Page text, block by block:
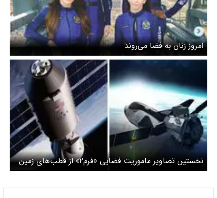
امروز زنان به فضا می‌روند
نخستین تصاویر ماموریت فضایی «فرم۲» از قطب‌های زمین
منتشر شد/ ویدیو